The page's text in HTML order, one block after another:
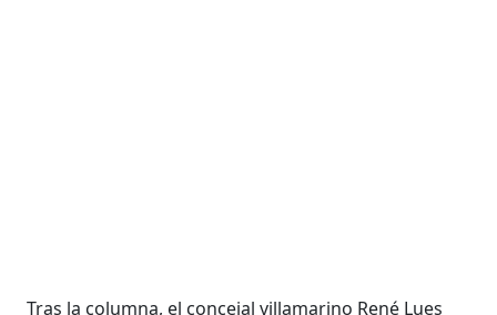
Tras la columna, el concejal villamarino René Lues